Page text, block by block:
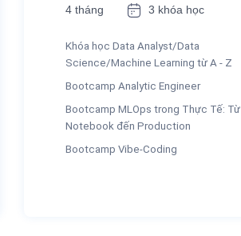
4 tháng 3 khóa học
Khóa học Data Analyst/Data
Science/Machine Learning từ A - Z
Bootcamp Analytic Engineer
Bootcamp MLOps trong Thực Tế: Từ
Notebook đến Production
Bootcamp Vibe-Coding